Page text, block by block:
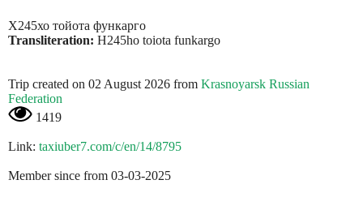
Х245хо тойота функарго
Transliteration: H245ho toiota funkargo
Trip created on 02 August 2026 from Krasnoyarsk Russian
Federation
1419
Link: taxiuber7.com/c/en/14/8795
Member since from 03-03-2025